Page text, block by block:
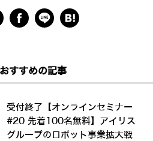
すすめの記事
受付終了【オンラインセミナー
#20 先着100名無料】アイリス
グループのロボット事業拡大戦